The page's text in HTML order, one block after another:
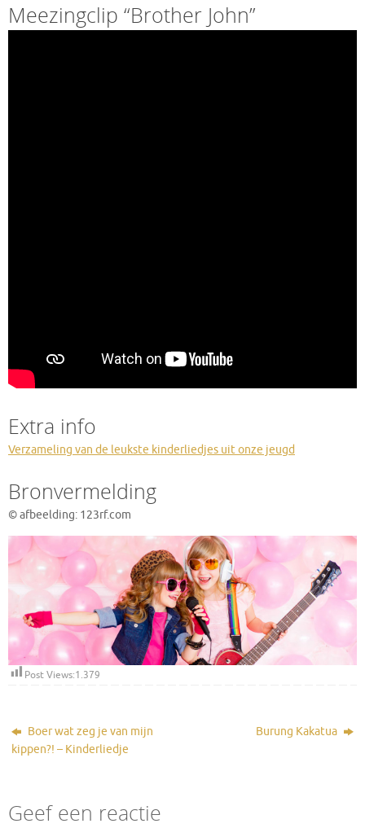
Meezingclip “Brother John”
Extra info
Verzameling van de leukste kinderliedjes uit onze jeugd
Bronvermelding
© afbeelding: 123rf.com
Post Views:1.379
Boer wat zeg je van mijn
kippen?! – Kinderliedje
Burung Kakatua
Geef een reactie